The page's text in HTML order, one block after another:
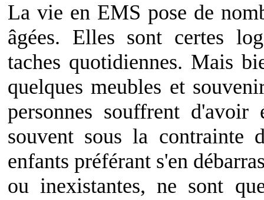
La vie en EMS pose de
âgées. Elles sont certes
taches quotidiennes. Mais
quelques meubles et
personnes souffrent
souvent sous la contrainte
enfants préférant s'en
ou inexistantes, ne sont